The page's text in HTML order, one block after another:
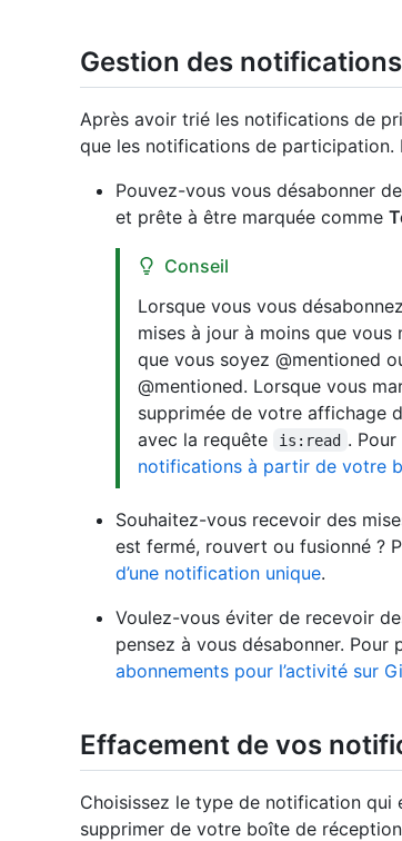
Gestion des
Après avoir trié les notifications de
que les notifications de participation.
Pouvez-vous vous désabonner
et prête à être marquée comme
Conseil
Lorsque vous vous
mises à jour à moins que
que vous soyez @mentioned
@mentioned. Lorsque vous
supprimée de votre affichage
avec la requête
is:read .
notifications à partir de votre
Souhaitez-vous recevoir des
est fermé, rouvert ou fusionné ?
d’une notification unique.
Voulez-vous éviter de recevoir
pensez à vous désabonner. Pour
abonnements pour l’activité sur
Effacement de vos
Choisissez le type de notification
supprimer de votre boîte de